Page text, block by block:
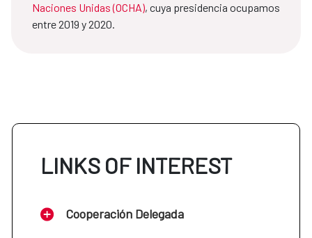
Naciones Unidas (OCHA), cuya presidencia ocupamos
entre 2019 y 2020.
LINKS OF INTEREST
Cooperación Delegada